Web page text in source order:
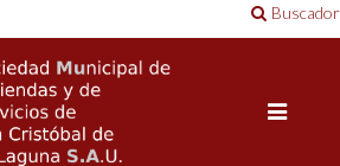
Buscador